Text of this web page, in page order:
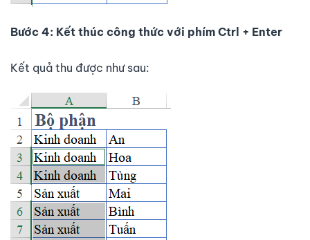
Bước 4: Kết thúc công thức với phím Ctrl + Enter
Kết quả thu được như sau: